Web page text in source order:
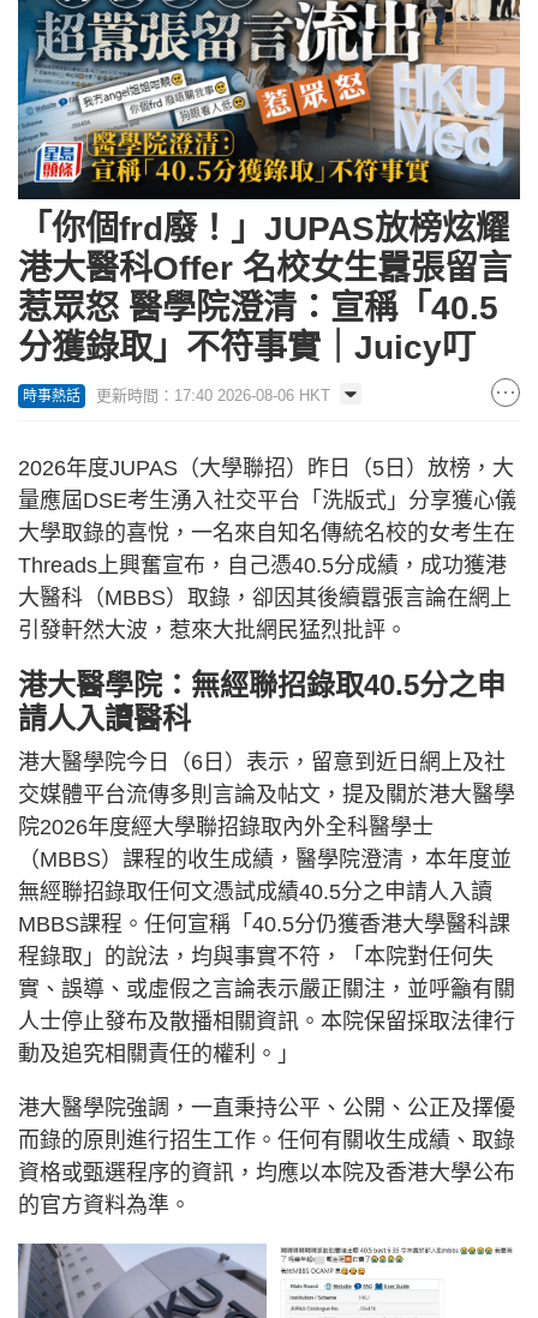
「你個frd廢！」JUPAS放榜炫耀
港大醫科Offer 名校女生囂張留言
惹眾怒 醫學院澄清：宣稱「40.5
分獲錄取」不符事實｜Juicy叮
時事熱話 更新時間：17:40 2026-08-06 HKT
2026年度JUPAS（大學聯招）昨日（5日）放榜，大
量應屆DSE考生湧入社交平台「洗版式」分享獲心儀
大學取錄的喜悅，一名來自知名傳統名校的女考生在
Threads上興奮宣布，自己憑40.5分成績，成功獲港
大醫科（MBBS）取錄，卻因其後續囂張言論在網上
引發軒然大波，惹來大批網民猛烈批評。
港大醫學院：無經聯招錄取40.5分之申
請人入讀醫科
港大醫學院今日（6日）表示，留意到近日網上及社
交媒體平台流傳多則言論及帖文，提及關於港大醫學
院2026年度經大學聯招錄取內外全科醫學士
（MBBS）課程的收生成績，醫學院澄清，本年度並
無經聯招錄取任何文憑試成績40.5分之申請人入讀
MBBS課程。任何宣稱「40.5分仍獲香港大學醫科課
程錄取」的說法，均與事實不符，「本院對任何失
實、誤導、或虛假之言論表示嚴正關注，並呼籲有關
人士停止發布及散播相關資訊。本院保留採取法律行
動及追究相關責任的權利。」
港大醫學院強調，一直秉持公平、公開、公正及擇優
而錄的原則進行招生工作。任何有關收生成績、取錄
資格或甄選程序的資訊，均應以本院及香港大學公布
的官方資料為準。